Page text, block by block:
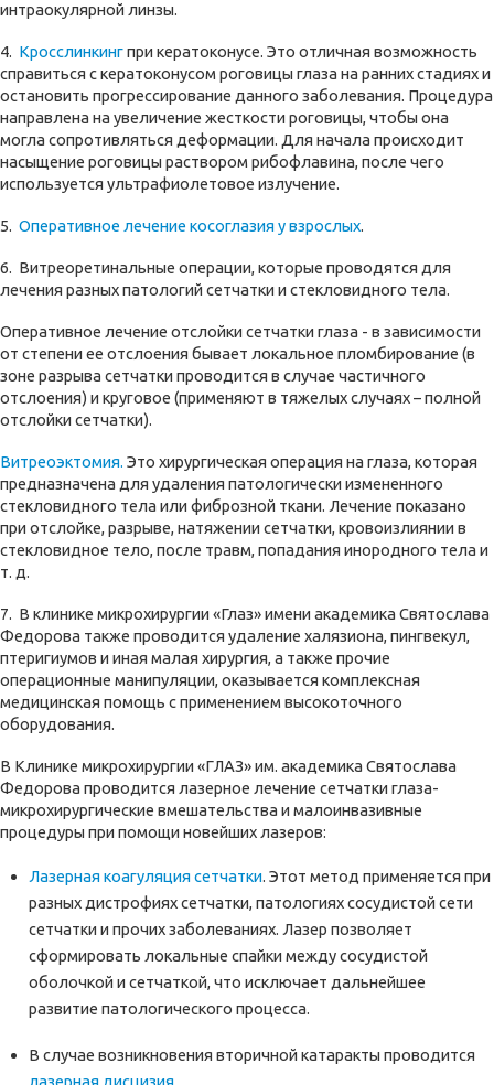
интраокулярной линзы.
4. Кросслинкингпри кератоконусе. Это отличная возможность
справиться с кератоконусом роговицы глаза на ранних стадиях и
остановить прогрессирование данного заболевания. Процедура
направлена на увеличение жесткости роговицы, чтобы она
могла сопротивляться деформации. Для начала происходит
насыщение роговицы раствором рибофлавина, после чего
используется ультрафиолетовое излучение.
5. Оперативное лечение косоглазия у взрослых.
6. Витреоретинальные операции, которые проводятся для
лечения разных патологий сетчатки и стекловидного тела.
Оперативное лечение отслойки сетчатки глаза - в зависимости
от степени ее отслоения бывает локальное пломбирование (в
зоне разрыва сетчатки проводится в случае частичного
отслоения) и круговое (применяют в тяжелых случаях – полной
отслойки сетчатки).
Витреоэктомия. Это хирургическая операция на глаза, которая
предназначена для удаления патологически измененного
стекловидного тела или фиброзной ткани. Лечение показано
при отслойке, разрыве, натяжении сетчатки, кровоизлиянии в
стекловидное тело, после травм, попадания инородного тела и
т. д.
7. В клинике микрохирургии «Глаз» имени академика Святослава
Федорова также проводится удаление халязиона, пингвекул,
птеригиумов и иная малая хирургия, а также прочие
операционные манипуляции, оказывается комплексная
медицинская помощь с применением высокоточного
оборудования.
В Клинике микрохирургии «ГЛАЗ» им. академика Святослава
Федорова проводится лазерное лечение сетчатки глаза-
микрохирургические вмешательства и малоинвазивные
процедуры при помощи новейших лазеров:
Лазерная коагуляция сетчатки. Этот метод применяется при
разных дистрофиях сетчатки, патологиях сосудистой сети
сетчатки и прочих заболеваниях. Лазер позволяет
сформировать локальные спайки между сосудистой
оболочкой и сетчаткой, что исключает дальнейшее
развитие патологического процесса.
В случае возникновения вторичной катаракты проводится
лазерная дисцизия.